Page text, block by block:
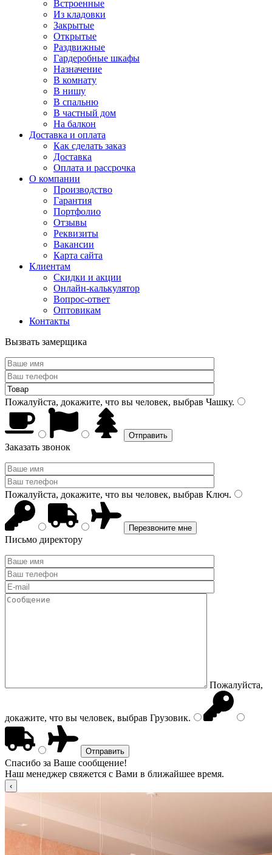
Встроенные
Из кладовки
Закрытые
Открытые
Раздвижные
Гардеробные шкафы
Назначение
В комнату
В нишу
В спальню
В частный дом
На балкон
Доставка и оплата
Как сделать заказ
Доставка
Оплата и рассрочка
О компании
Производство
Гарантия
Портфолио
Отзывы
Реквизиты
Вакансии
Карта сайта
Клиентам
Скидки и акции
Онлайн-калькулятор
Вопрос-ответ
Оптовикам
Контакты
Вызвать замерщика
Пожалуйста, докажите, что вы человек, выбрав Чашку.
Заказать звонок
Пожалуйста, докажите, что вы человек, выбрав Ключ.
Письмо директору
Пожалуйста,
докажите, что вы человек, выбрав Грузовик.
Спасибо за Ваше сообщение!
Наш менеджер свяжется с Вами в ближайшее время.